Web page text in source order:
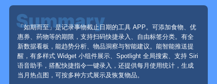
「如期而至」是记录事物截止日期的工具 APP。可添加食物、优
惠券、药物等的期限，支持扫码快捷录入、自由标签分类。有全
新数据看板，能趋势分析、物品洞察与智能建议。能智能推送提
醒，有多样式 Widget 小组件展示、Spotlight 全局搜索、支持 Siri
语音助手，搭配快捷指令一键录入，还提供每月使用统计，生成
当月热点图，可按多种方式展示及恢复物品。